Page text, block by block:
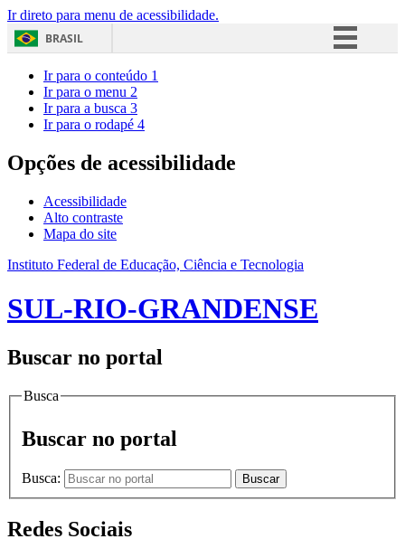
Ir direto para menu de acessibilidade.
BRASIL
Acesso à informação
Ir para o conteúdo 1
Ir para o menu 2
Ir para a busca 3
Ir para o rodapé 4
Opções de acessibilidade
Acessibilidade
Alto contraste
Mapa do site
Instituto Federal de Educação, Ciência e Tecnologia
SUL-RIO-GRANDENSE
Buscar no portal
Busca
Buscar no portal
Busca: Buscar
Redes Sociais